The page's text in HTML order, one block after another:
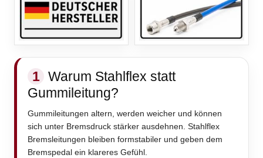
1 Warum Stahlflex statt
Gummileitung?
Gummileitungen altern, werden weicher und können
sich unter Bremsdruck stärker ausdehnen. Stahlflex
Bremsleitungen bleiben formstabiler und geben dem
Bremspedal ein klareres Gefühl.